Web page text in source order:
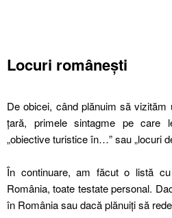
Locuri românești
De obicei, când plănuim să
țară, primele sintagme pe care
„obiective turistice în…” sau „locuri
În continuare, am făcut o listă
România, toate testate personal.
în România sau dacă plănuiți să